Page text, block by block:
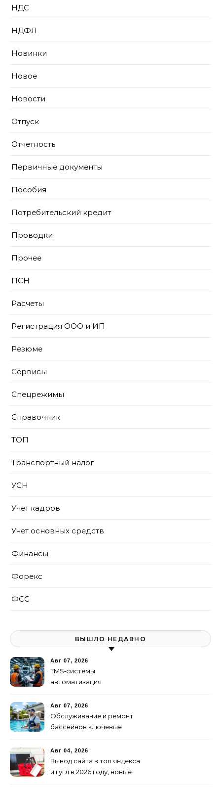
НДС
НДФЛ
Новинки
Новое
Новости
Отпуск
Отчетность
Первичные документы
Пособия
Потребительский кредит
Проводки
Прочее
ПСН
Расчеты
Регистрация ООО и ИП
Резюме
Сервисы
Спецрежимы
Справочник
ТОП
Транспортный налог
УСН
Учет кадров
Учет основных средств
Финансы
Форекс
ФСС
ВЫШЛО НЕДАВНО
Авг 07, 2026
TMS‑системы
автоматизация
Авг 07, 2026
Обслуживание и ремонт
бассейнов ключевые
Авг 04, 2026
Вывод сайта в топ яндекса
и гугл в 2026 году, новые